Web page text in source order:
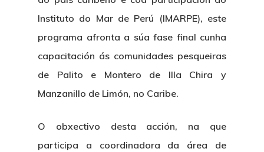
Instituto do Mar de Perú (IMARPE), este
programa afronta a súa fase final cunha
capacitación ás comunidades pesqueiras
de Palito e Montero de Illa Chira y
Manzanillo de Limón, no Caribe.
O obxectivo desta acción, na que
participa a coordinadora da área de